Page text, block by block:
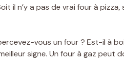
il n’y a pas de vrai four à
vous un four ? Est-il à
signe. Un four à gaz peut